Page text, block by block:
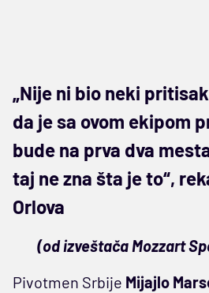
„Nije ni bio neki
da je sa ovom ekipom
bude na prva dva
taj ne zna šta je to“,
Orlova
(od izveštača Mozzart
Pivotmen Srbije Mijajlo